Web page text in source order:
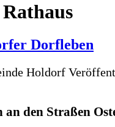
Dorfleben
Holdorf
den Straßen